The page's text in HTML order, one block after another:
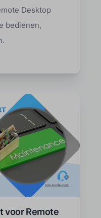
Desktop
bedienen,
voor Remote